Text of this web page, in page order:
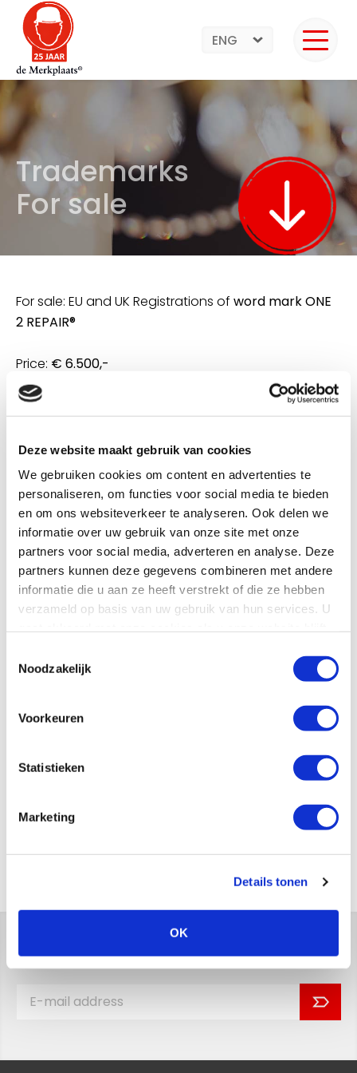
Deze website maakt gebruik van cookies
We gebruiken cookies om content en advertenties te
personaliseren, om functies voor social media te bieden
en om ons websiteverkeer te analyseren. Ook delen we
informatie over uw gebruik van onze site met onze
partners voor social media, adverteren en analyse. Deze
partners kunnen deze gegevens combineren met andere
informatie die u aan ze heeft verstrekt of die ze hebben
verzameld op basis van uw gebruik van hun services. U
Noodzakelijk
Voorkeuren
Statistieken
Marketing
Details tonen
OK
ENG
Trademarks
For sale
For sale: EU and UK Registrations of word mark ONE
2 REPAIR®
Price: € 6.500,-
Are you interested in this brand? Then contact us.
Back to overview
Stay up to date with the latest news!